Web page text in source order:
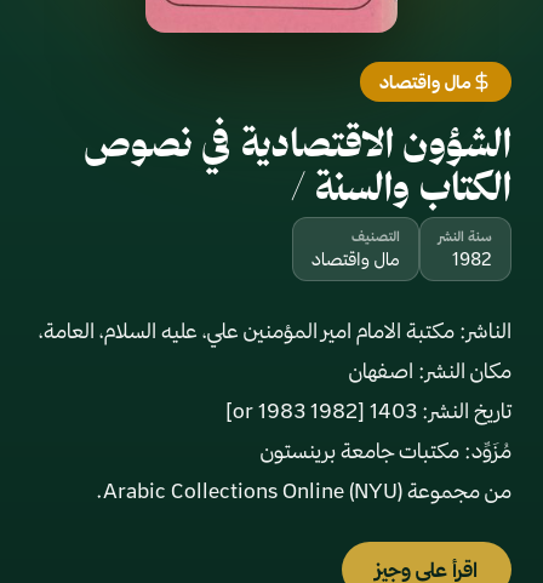
مال واقتصاد
الشؤون الاقتصادية في نصوص
الكتاب والسنة /
سنة النشر
1982
التصنيف
مال واقتصاد
من مجموعة Arabic Collections Online (NYU).
اقرأ على وجيز